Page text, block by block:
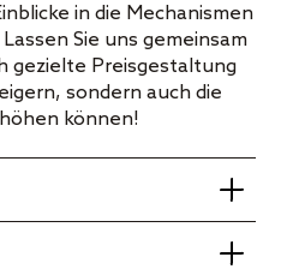
in die Mechanismen
Sie uns gemeinsam
gezielte Preisgestaltung
sondern auch die
können!